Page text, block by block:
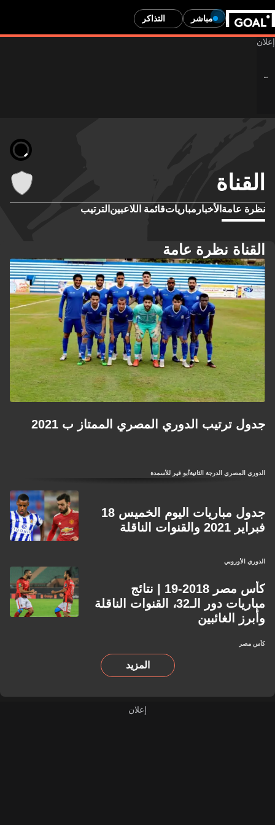
مباشر التذاكر
القناة
نظرة عامة الأخبار مبارياتقائمة اللاعبين الترتيب
القناة نظرة عامة
جدول ترتيب الدوري المصري الممتاز ب 2021
الدوري المصري الدرجة الثانيةأبو قير للأسمدة
جدول مباريات اليوم الخميس 18
فبراير 2021 والقنوات الناقلة
الدوري الأوروبي
كأس مصر 2018-19 | نتائج
مباريات دور الـ32، القنوات الناقلة
وأبرز الغائبين
كأس مصر
المزيد